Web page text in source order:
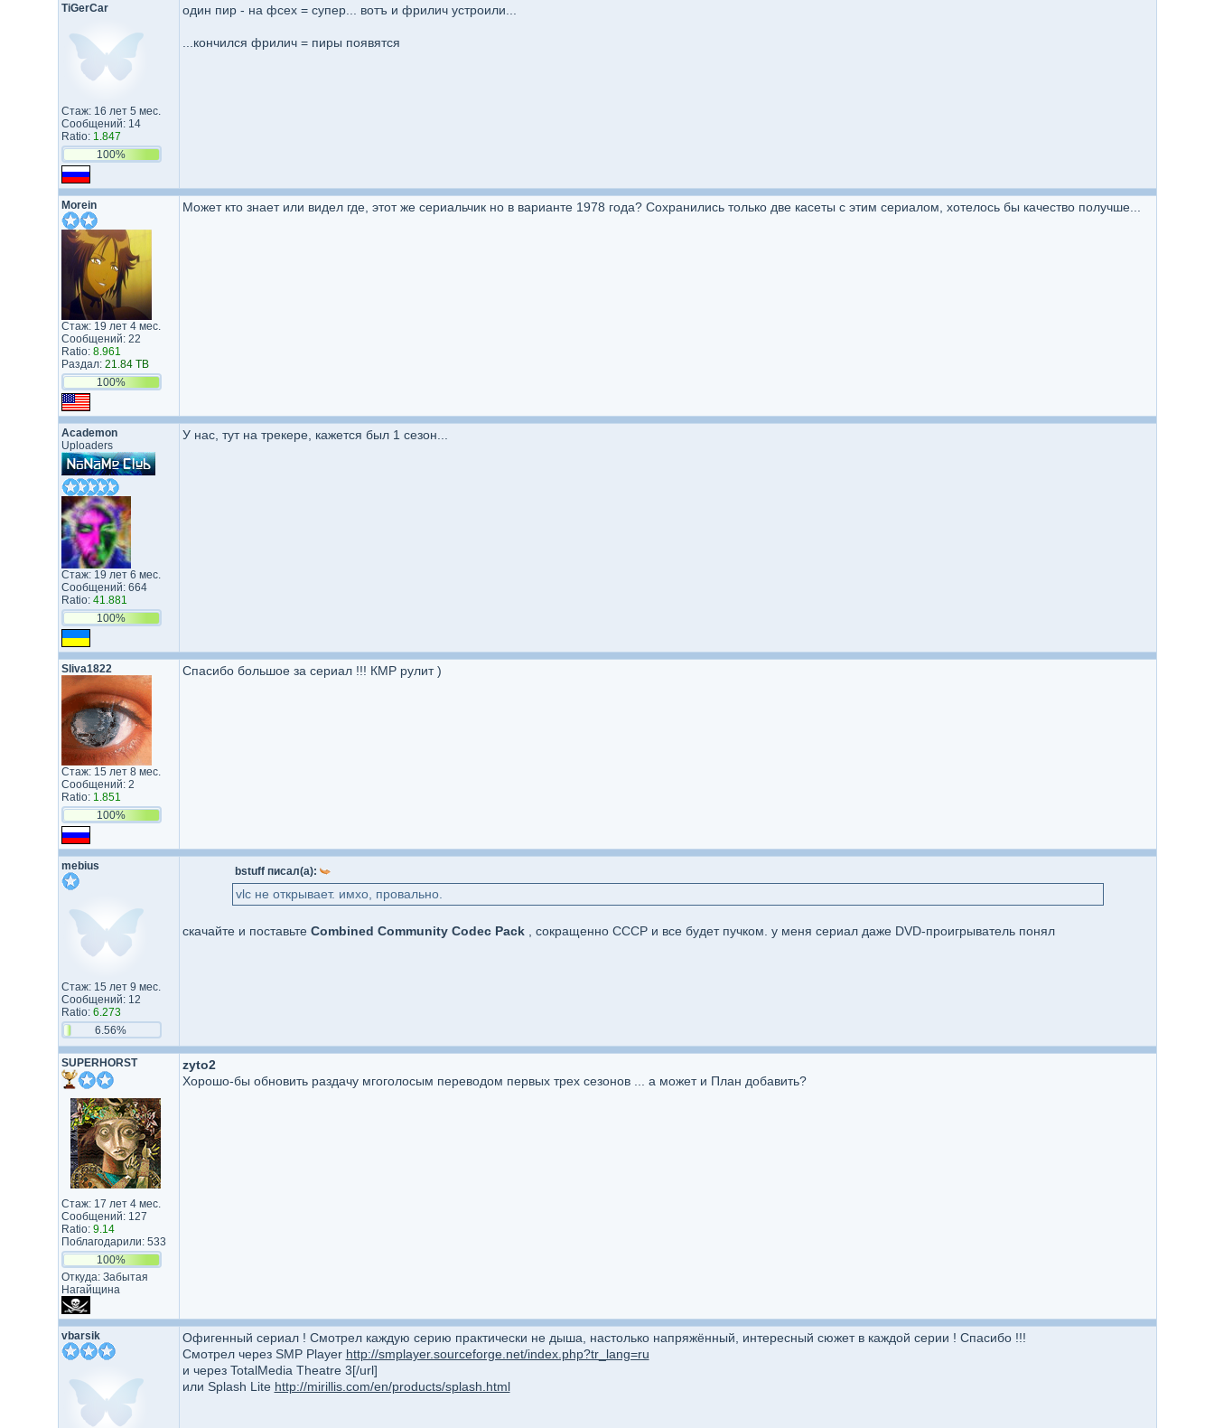
TiGerCar
Стаж: 16 лет 5 мес.
Сообщений: 14
Ratio: 1.847
100%
один пир - на фсех = супер... вотъ и фрилич устроили...
...кончился фрилич = пиры появятся
Morein
Стаж: 19 лет 4 мес.
Сообщений: 22
Ratio: 8.961
Раздал: 21.84 TB
100%
Может кто знает или видел где, этот же сериальчик но в варианте 1978 года? Сохранились только две касеты с этим сериалом, хотелось бы качество получше...
Academon
Uploaders
Стаж: 19 лет 6 мес.
Сообщений: 664
Ratio: 41.881
100%
У нас, тут на трекере, кажется был 1 сезон...
Sliva1822
Стаж: 15 лет 8 мес.
Сообщений: 2
Ratio: 1.851
100%
Спасибо большое за сериал !!! КМР рулит )
mebius
Стаж: 15 лет 9 мес.
Сообщений: 12
Ratio: 6.273
6.56%
bstuff писал(а):
vlc не открывает. имхо, провально.
скачайте и поставьте Combined Community Codec Pack , сокращенно CCCP и все будет пучком. у меня сериал даже DVD-проигрыватель понял
SUPERHORST
Стаж: 17 лет 4 мес.
Сообщений: 127
Ratio: 9.14
Поблагодарили: 533
100%
Откуда: Забытая
Нагайщина
zyto2
Хорошо-бы обновить раздачу мгоголосым переводом первых трех сезонов ... а может и План добавить?
vbarsik
Офигенный сериал ! Смотрел каждую серию практически не дыша, настолько напряжённый, интересный сюжет в каждой серии ! Спасибо !!!
Смотрел через SMP Player http://smplayer.sourceforge.net/index.php?tr_lang=ru
и через TotalMedia Theatre 3[/url]
или Splash Lite http://mirillis.com/en/products/splash.html